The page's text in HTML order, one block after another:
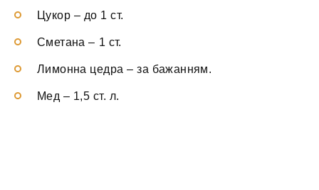
Цукор – до 1 ст.
Сметана – 1 ст.
Лимонна цедра –за бажанням.
Мед – 1,5 ст. л.